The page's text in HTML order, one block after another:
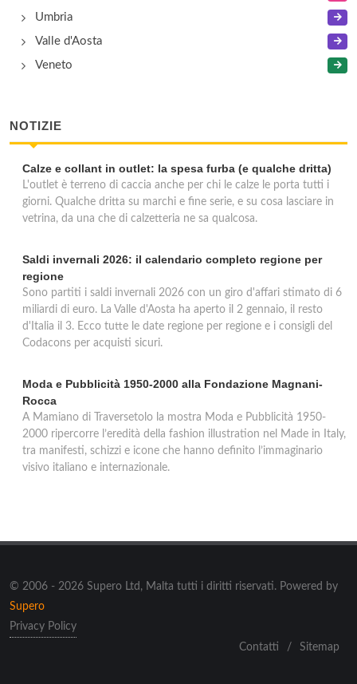
Umbria
Valle d'Aosta
Veneto
NOTIZIE
Calze e collant in outlet: la spesa furba (e qualche dritta)
L'outlet è terreno di caccia anche per chi le calze le porta tutti i
giorni. Qualche dritta su marchi e fine serie, e su cosa lasciare in
vetrina, da una che di calzetteria ne sa qualcosa.
Saldi invernali 2026: il calendario completo regione per
regione
Sono partiti i saldi invernali 2026 con un giro d'affari stimato di 6
miliardi di euro. La Valle d'Aosta ha aperto il 2 gennaio, il resto
d'Italia il 3. Ecco tutte le date regione per regione e i consigli del
Codacons per acquisti sicuri.
Moda e Pubblicità 1950-2000 alla Fondazione Magnani-
Rocca
A Mamiano di Traversetolo la mostra Moda e Pubblicità 1950-
2000 ripercorre l’eredità della fashion illustration nel Made in Italy,
tra manifesti, schizzi e icone che hanno definito l’immaginario
visivo italiano e internazionale.
© 2006 - 2026 Supero Ltd, Malta tutti i diritti riservati. Powered by
Supero
Privacy Policy
Contatti
/ Sitemap